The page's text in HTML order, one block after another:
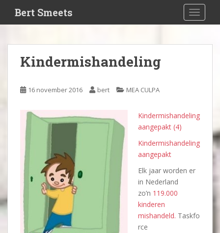
i
Bert Smeets
Kindermishandeling
16 november 2016 bert MEA CULPA
Kindermishandeling
aangepakt (4)
Kindermishandeling
aangepakt
Elk jaar worden er
in Nederland
zo’n 119.000
kinderen
mishandeld. Taskfo
rce